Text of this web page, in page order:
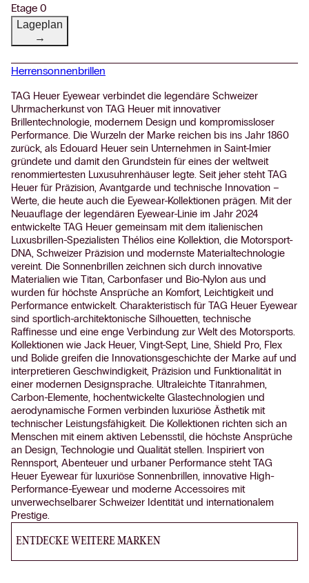
Etage 0
Lageplan
→
Herrensonnenbrillen
TAG Heuer Eyewear verbindet die legendäre Schweizer
Uhrmacherkunst von TAG Heuer mit innovativer
Brillentechnologie, modernem Design und kompromissloser
Performance. Die Wurzeln der Marke reichen bis ins Jahr 1860
zurück, als Edouard Heuer sein Unternehmen in Saint-Imier
gründete und damit den Grundstein für eines der weltweit
renommiertesten Luxusuhrenhäuser legte. Seit jeher steht TAG
Heuer für Präzision, Avantgarde und technische Innovation –
Werte, die heute auch die Eyewear-Kollektionen prägen. Mit der
Neuauflage der legendären Eyewear-Linie im Jahr 2024
entwickelte TAG Heuer gemeinsam mit dem italienischen
Luxusbrillen-Spezialisten Thélios eine Kollektion, die Motorsport-
DNA, Schweizer Präzision und modernste Materialtechnologie
vereint. Die Sonnenbrillen zeichnen sich durch innovative
Materialien wie Titan, Carbonfaser und Bio-Nylon aus und
wurden für höchste Ansprüche an Komfort, Leichtigkeit und
Performance entwickelt. Charakteristisch für TAG Heuer Eyewear
sind sportlich-architektonische Silhouetten, technische
Raffinesse und eine enge Verbindung zur Welt des Motorsports.
Kollektionen wie Jack Heuer, Vingt-Sept, Line, Shield Pro, Flex
und Bolide greifen die Innovationsgeschichte der Marke auf und
interpretieren Geschwindigkeit, Präzision und Funktionalität in
einer modernen Designsprache. Ultraleichte Titanrahmen,
Carbon-Elemente, hochentwickelte Glastechnologien und
aerodynamische Formen verbinden luxuriöse Ästhetik mit
technischer Leistungsfähigkeit. Die Kollektionen richten sich an
Menschen mit einem aktiven Lebensstil, die höchste Ansprüche
an Design, Technologie und Qualität stellen. Inspiriert von
Rennsport, Abenteuer und urbaner Performance steht TAG
Heuer Eyewear für luxuriöse Sonnenbrillen, innovative High-
Performance-Eyewear und moderne Accessoires mit
unverwechselbarer Schweizer Identität und internationalem
Prestige.
ENTDECKE WEITERE MARKEN